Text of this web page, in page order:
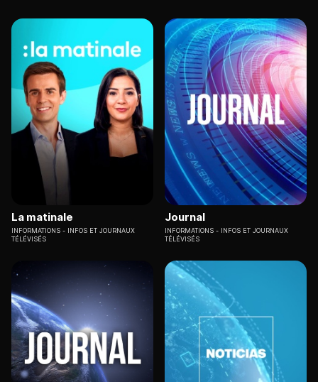
La matinale
INFORMATIONS
INFOS ET JOURNAUX
TÉLÉVISÉS
Journal
INFORMATIONS
INFOS ET JOURNAUX
TÉLÉVISÉS